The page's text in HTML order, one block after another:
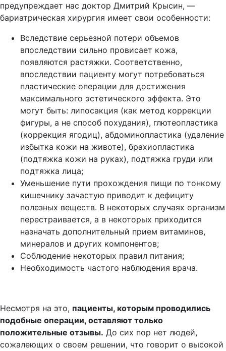
предупреждает нас доктор Дмитрий Крысин, —
бариатрическая хирургия имеет свои особенности:
Вследствие серьезной потери объемов
впоследствии сильно провисает кожа,
появляются растяжки. Соответственно,
впоследствии пациенту могут потребоваться
пластические операции для достижения
максимального эстетического эффекта. Это
могут быть: липосакция (как метод коррекции
фигуры, а не способ похудания), глютеопластика
(коррекция ягодиц), абдоминопластика (удаление
избытка кожи на животе), брахиопластика
(подтяжка кожи на руках), подтяжка груди или
подтяжка лица;
Уменьшение пути прохождения пищи по тонкому
кишечнику зачастую приводит к дефициту
полезных веществ. В некоторых случаях организм
перестраивается, а в некоторых приходится
назначать дополнительный прием витаминов,
минералов и других компонентов;
Соблюдение некоторых правил питания;
Необходимость частого наблюдения врача.
Несмотря на это, пациенты, которым проводились
подобные операции, оставляют только
положительные отзывы. До сих пор нет людей,
сожалеющих о своем решении, что говорит о высокой